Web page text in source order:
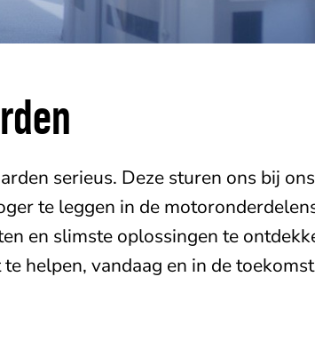
serieus. Deze sturen ons bij
te leggen in de
en slimste oplossingen te
helpen, vandaag en in de